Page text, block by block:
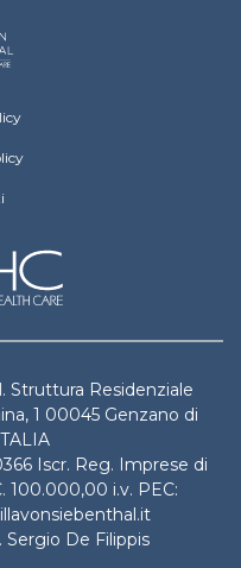
menu
Struttura Residenziale
1 00045 Genzano di
Iscr. Reg. Imprese di
100.000,00 i.v. PEC:
De Filippis